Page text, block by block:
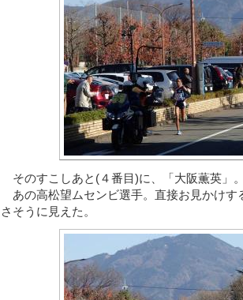
そのすこしあと(４番目)に、「大阪薫英」
あの高松望ムセンビ選手。直接お見かけす
さそうに見えた。